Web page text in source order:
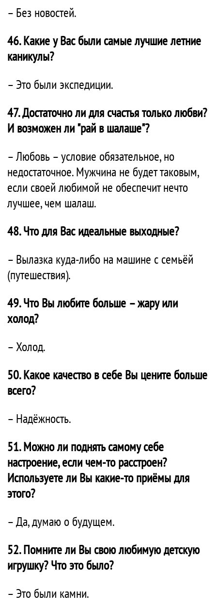
– Без новостей.
46. Какие у Вас были самые лучшие летние
каникулы?
– Это были экспедиции.
47. Достаточно ли для счастья только любви?
И возможен ли "рай в шалаше"?
– Любовь – условие обязательное, но
недостаточное. Мужчина не будет таковым,
если своей любимой не обеспечит нечто
лучшее, чем шалаш.
48. Что для Вас идеальные выходные?
– Вылазка куда-либо на машине с семьёй
(путешествия).
49. Что Вы любите больше – жару или
холод?
– Холод.
50. Какое качество в себе Вы цените больше
всего?
– Надёжность.
51. Можно ли поднять самому себе
настроение, если чем-то расстроен?
Используете ли Вы какие-то приёмы для
этого?
– Да, думаю о будущем.
52. Помните ли Вы свою любимую детскую
игрушку? Что это было?
– Это были камни.